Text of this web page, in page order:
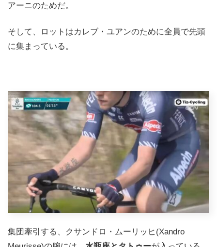
アーニのためだ。
そして、ロットはカレブ・ユアンのために全員で先頭
に集まっている。
集団牽引する、クサンドロ・ムーリッヒ(Xandro